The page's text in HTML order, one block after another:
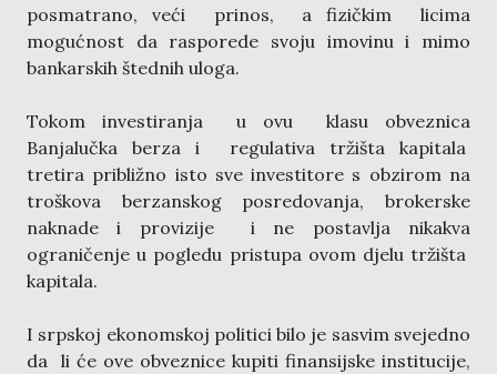
posmatrano, veći prinos, a fizičkim licima
mogućnost da rasporede svoju imovinu i mimo
bankarskih štednih uloga.
Tokom investiranja u ovu klasu obveznica
Banjalučka berza i regulativa tržišta kapitala
tretira približno isto sve investitore s obzirom na
troškova berzanskog posredovanja, brokerske
naknade i provizije i ne postavlja nikakva
ograničenje u pogledu pristupa ovom djelu tržišta
kapitala.
I srpskoj ekonomskoj politici bilo je sasvim svejedno
da li će ove obveznice kupiti finansijske institucije,